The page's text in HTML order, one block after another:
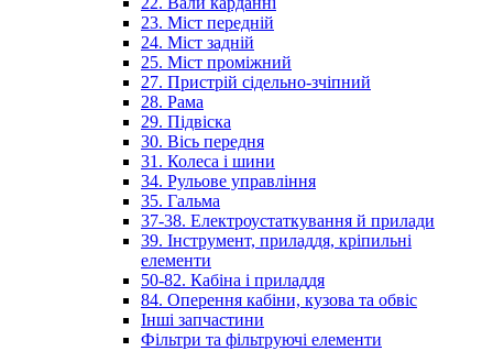
23. Міст передній
24. Міст задній
25. Міст проміжний
27. Пристрій сідельно-зчіпний
28. Рама
29. Підвіска
30. Вісь передня
31. Колеса і шини
34. Рульове управління
35. Гальма
37-38. Електроустаткування й прилади
39. Інструмент, приладдя, кріпильні
елементи
50-82. Кабіна і приладдя
84. Оперення кабіни, кузова та обвіс
Інші запчастини
Фільтри та фільтруючі елементи